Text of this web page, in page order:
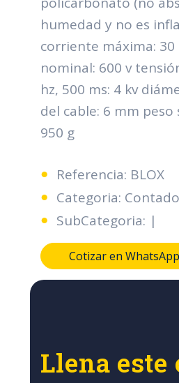
humedad y no es
corriente máxima: 30
nominal: 600 v
hz, 500 ms: 4 kv
del cable: 6 mm peso
950 g
Referencia: BLOX
Categoria:
SubCategoria: |
Cotizar en WhatsApp
Llena este